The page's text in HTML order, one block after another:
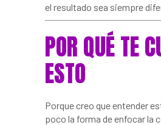
el resultado sea siempre
POR QUÉ TE
ESTO
Porque creo que entender
poco la forma de enfocar la